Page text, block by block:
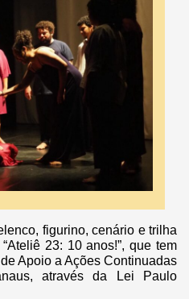
figurino, cenário e trilha
23: 10 anos!”, que tem
Apoio a Ações Continuadas
através da Lei Paulo